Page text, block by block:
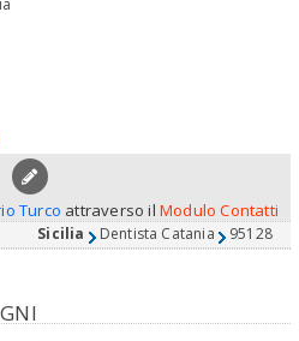
Turco attraverso ilModulo Contatti
Sicilia Dentista Catania 95128